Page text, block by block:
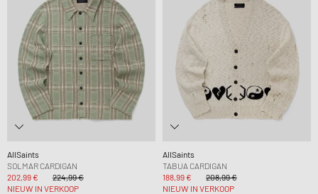
AllSaints
SOLMAR CARDIGAN
202,99 €
224,99 €
NIEUW IN VERKOOP
AllSaints
TABUA CARDIGAN
188,99 €
208,99 €
NIEUW IN VERKOOP